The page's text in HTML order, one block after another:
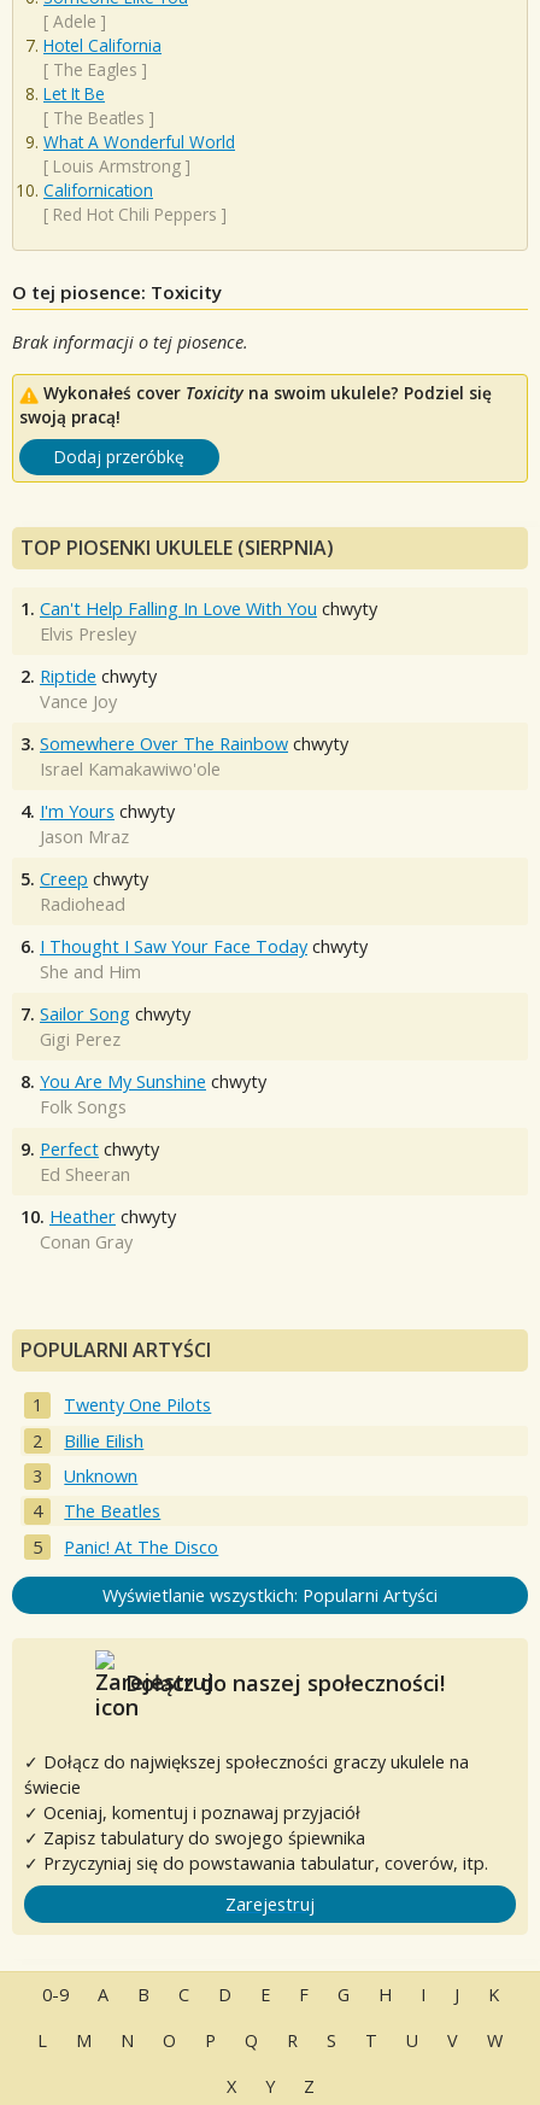
[ Adele ]
Hotel California
[ The Eagles ]
Let It Be
[ The Beatles ]
What A Wonderful World
[ Louis Armstrong ]
Californication
[ Red Hot Chili Peppers ]
O tej piosence: Toxicity
Brak informacji o tej piosence.
Wykonałeś cover Toxicityna swoim ukulele? Podziel się
swoją pracą!
Dodaj przeróbkę
TOP PIOSENKI UKULELE (SIERPNIA)
1. Can't Help Falling In Love With You chwyty
Elvis Presley
2. Riptide chwyty
Vance Joy
3. Somewhere Over The Rainbow chwyty
Israel Kamakawiwo'ole
4. I'm Yours chwyty
Jason Mraz
5. Creep chwyty
Radiohead
6. I Thought I Saw Your Face Today chwyty
She and Him
7. Sailor Song chwyty
Gigi Perez
8. You Are My Sunshine chwyty
Folk Songs
9. Perfect chwyty
Ed Sheeran
10. Heather chwyty
Conan Gray
POPULARNI ARTYŚCI
Twenty One Pilots
Billie Eilish
Unknown
The Beatles
Panic! At The Disco
Wyświetlanie wszystkich: Popularni Artyści
Dołącz do naszej społeczności!
✓ Dołącz do największej społeczności graczy ukulele na
świecie
✓ Oceniaj, komentuj i poznawaj przyjaciół
✓ Zapisz tabulatury do swojego śpiewnika
✓ Przyczyniaj się do powstawania tabulatur, coverów, itp.
Zarejestruj
0-9 A B C D E F G H I J
K
L
M N O P Q R S T U V
W
X
Y Z